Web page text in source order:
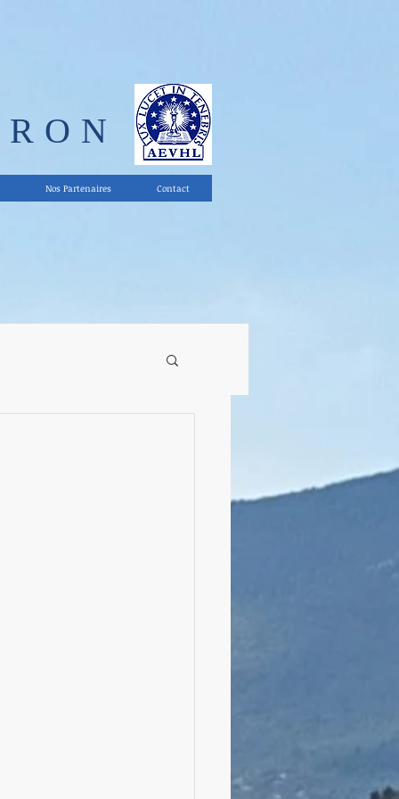
Nos Partenaires Contact